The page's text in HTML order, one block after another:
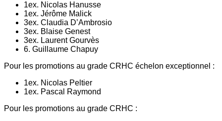
1ex. Nicolas Hanusse
1ex. Jérôme Malick
3ex. Claudia D’Ambrosio
3ex. Blaise Genest
3ex. Laurent Gourvès
6. Guillaume Chapuy
Pour les promotions au grade CRHC échelon exceptionnel :
1ex. Nicolas Peltier
1ex. Pascal Raymond
Pour les promotions au grade CRHC :